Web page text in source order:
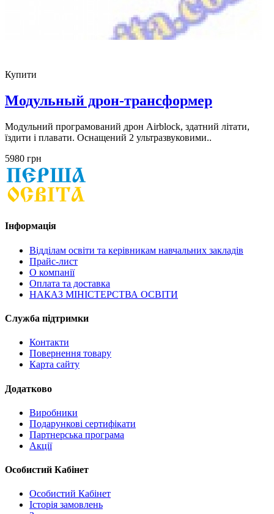
Купити
Модульный дрон-трансформер
Модульний програмований дрон Airblock, здатний літати,
їздити і плавати. Оснащений 2 ультразвуковими..
5980 грн
Інформація
Відділам освіти та керівникам навчальних закладів
Прайс-лист
О компанії
Оплата та доставка
НАКАЗ МІНІСТЕРСТВА ОСВІТИ
Служба підтримки
Контакти
Повернення товару
Карта сайту
Додатково
Виробники
Подарункові сертифікати
Партнерська програма
Акції
Особистий Кабінет
Особистий Кабінет
Історія замовлень